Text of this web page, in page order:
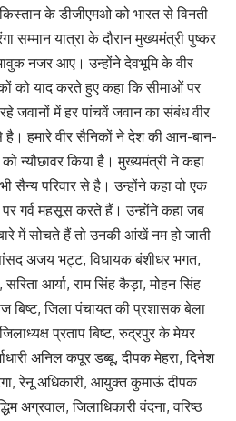
के डीजीएमओ को भारत से विनती
सम्मान यात्रा के दौरान मुख्यमंत्री पुष्कर
नजर आए। उन्होंने देवभूमि के वीर
को याद करते हुए कहा कि सीमाओं पर
जवानों में हर पांचवें जवान का संबंध वीर
है। हमारे वीर सैनिकों ने देश की आन-बान-
न्यौछावर किया है। मुख्यमंत्री ने कहा
सैन्य परिवार से है। उन्होंने कहा वो एक
गर्व महसूस करते हैं। उन्होंने कहा जब
में सोचते हैं तो उनकी आंखें नम हो जाती
अजय भट्ट, विधायक बंशीधर भगत,
सरिता आर्या, राम सिंह कैड़ा, मोहन सिंह
बिष्ट, जिला पंचायत की प्रशासक बेला
प्रताप बिष्ट, रुद्रपुर के मेयर
अनिल कपूर डब्बू, दीपक मेहरा, दिनेश
रेनू अधिकारी, आयुक्त कुमाऊं दीपक
अग्रवाल, जिलाधिकारी वंदना, वरिष्ठ